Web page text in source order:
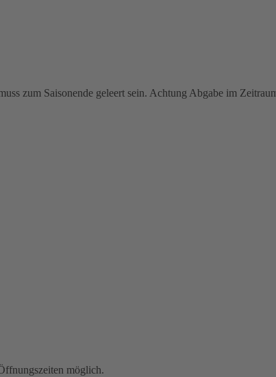
zum Saisonende geleert sein. Achtung Abgabe im
möglich.